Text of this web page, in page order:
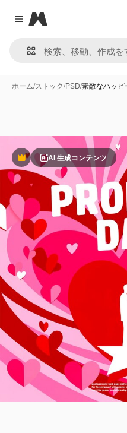
Close menu
Magnific
ホーム/ストック/PSD/素敵なハッピ
PremiumAI 生成コンテンツ